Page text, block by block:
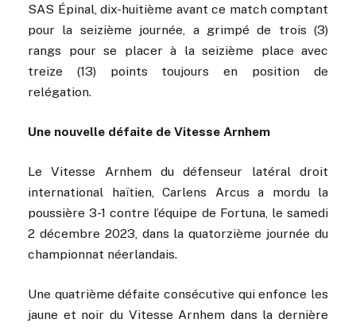
SAS Épinal, dix-huitième avant ce match comptant
pour la seizième journée, a grimpé de trois (3)
rangs pour se placer à la seizième place avec
treize (13) points toujours en position de
relégation.
Une nouvelle défaite de Vitesse Arnhem
Le Vitesse Arnhem du défenseur latéral droit
international haïtien, Carlens Arcus a mordu la
poussière 3-1 contre l’équipe de Fortuna, le samedi
2 décembre 2023, dans la quatorzième journée du
championnat néerlandais.
Une quatrième défaite consécutive qui enfonce les
jaune et noir du Vitesse Arnhem dans la dernière